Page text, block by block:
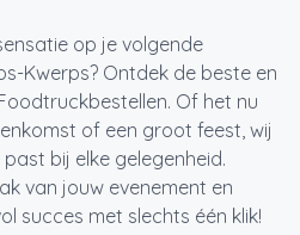
op je volgende
Kwerps? Ontdek de beste en
Of het nu
of een groot feest, wij
bij elke gelegenheid.
van jouw evenement en
succes met slechts één klik!